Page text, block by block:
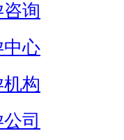
询
中心
构
司